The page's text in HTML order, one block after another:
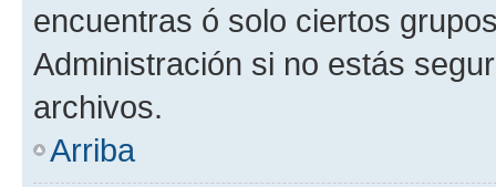
encuentras ó solo ciertos
Administración si no estás
archivos.
Arriba